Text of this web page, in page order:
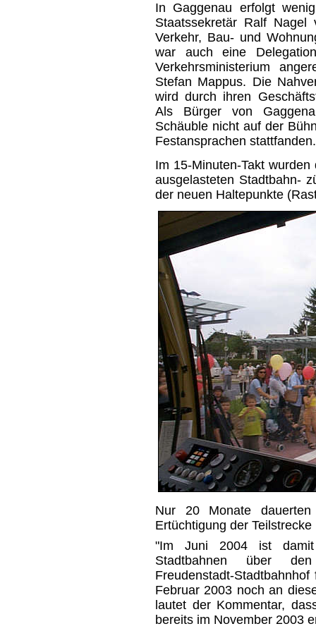
In Gaggenau erfolgt
Staatssekretär Ralf Nagel
Verkehr, Bau- und
war auch eine
Verkehrsministerium
Stefan Mappus. Die
wird durch ihren
Als Bürger von
Schäuble nicht auf der
Festansprachen stattfanden.
Im 15-Minuten-Takt
ausgelasteten Stadtbahn-
der neuen Haltepunkte
Nur 20 Monate
Ertüchtigung der
"Im Juni 2004 ist
Stadtbahnen über
Freudenstadt-
Februar 2003 noch an
lautet der Kommentar,
bereits im November 2003